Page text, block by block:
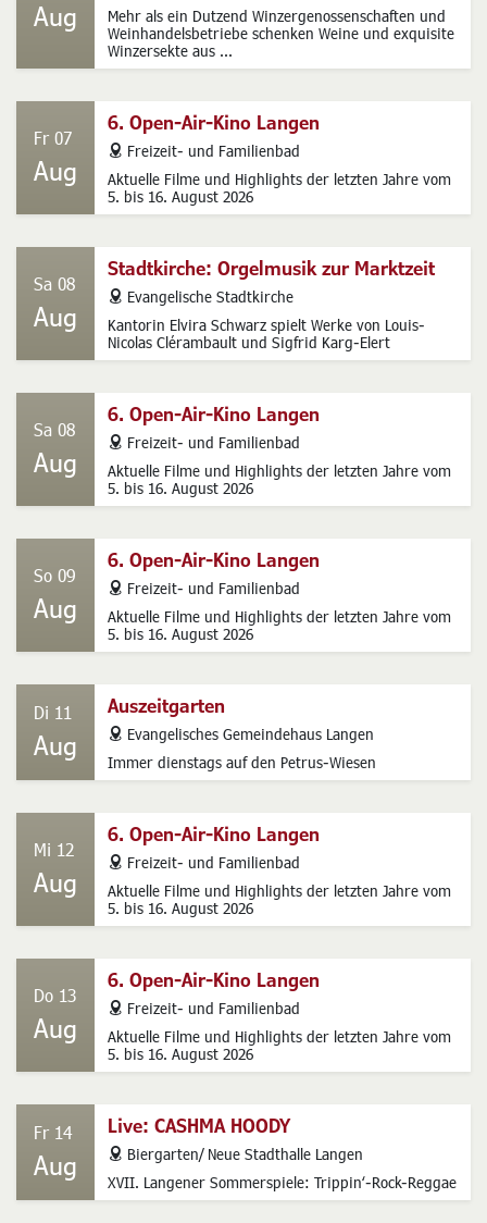
Mehr als ein Dutzend Winzergenossenschaften und
Weinhandelsbetriebe schenken Weine und exquisite
Winzersekte aus ...
Aug
6. Open-Air-Kino Langen
Aktuelle Filme und Highlights der letzten Jahre vom
5. bis 16. August 2026
Fr 07
Aug
address
Freizeit- und Familienbad
Stadtkirche: Orgelmusik zur Marktzeit
Kantorin Elvira Schwarz spielt Werke von Louis-
Nicolas Clérambault und Sigfrid Karg-Elert
Sa 08
Aug
address
Evangelische Stadtkirche
6. Open-Air-Kino Langen
Aktuelle Filme und Highlights der letzten Jahre vom
5. bis 16. August 2026
Sa 08
Aug
address
Freizeit- und Familienbad
6. Open-Air-Kino Langen
Aktuelle Filme und Highlights der letzten Jahre vom
5. bis 16. August 2026
So 09
Aug
address
Freizeit- und Familienbad
Auszeitgarten
Immer dienstags auf den Petrus-Wiesen
Di 11
Aug
address
Evangelisches Gemeindehaus Langen
6. Open-Air-Kino Langen
Aktuelle Filme und Highlights der letzten Jahre vom
5. bis 16. August 2026
Mi 12
Aug
address
Freizeit- und Familienbad
6. Open-Air-Kino Langen
Aktuelle Filme und Highlights der letzten Jahre vom
5. bis 16. August 2026
Do 13
Aug
address
Freizeit- und Familienbad
Live: CASHMA HOODY
XVII. Langener Sommerspiele: Trippin‘-Rock-Reggae
Fr 14
Aug
address
Biergarten/ Neue Stadthalle Langen